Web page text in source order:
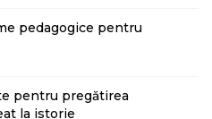
pedagogice pentru
pentru pregătirea
la istorie